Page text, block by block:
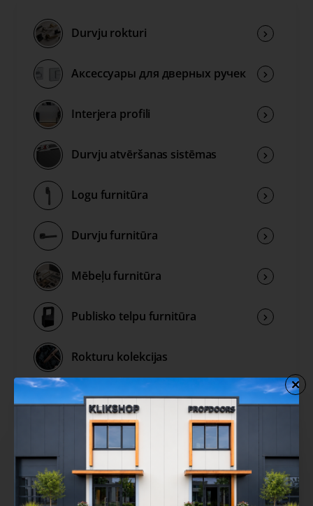
Durvju rokturi
Аксессуары для дверных ручек
Interjera profili
Durvju atvēršanas sistēmas
Logu furnitūra
Durvju furnitūra
Mēbeļu furnitūra
Publisko telpu furnitūra
Rokturu kolekcijas
Izpārdošana